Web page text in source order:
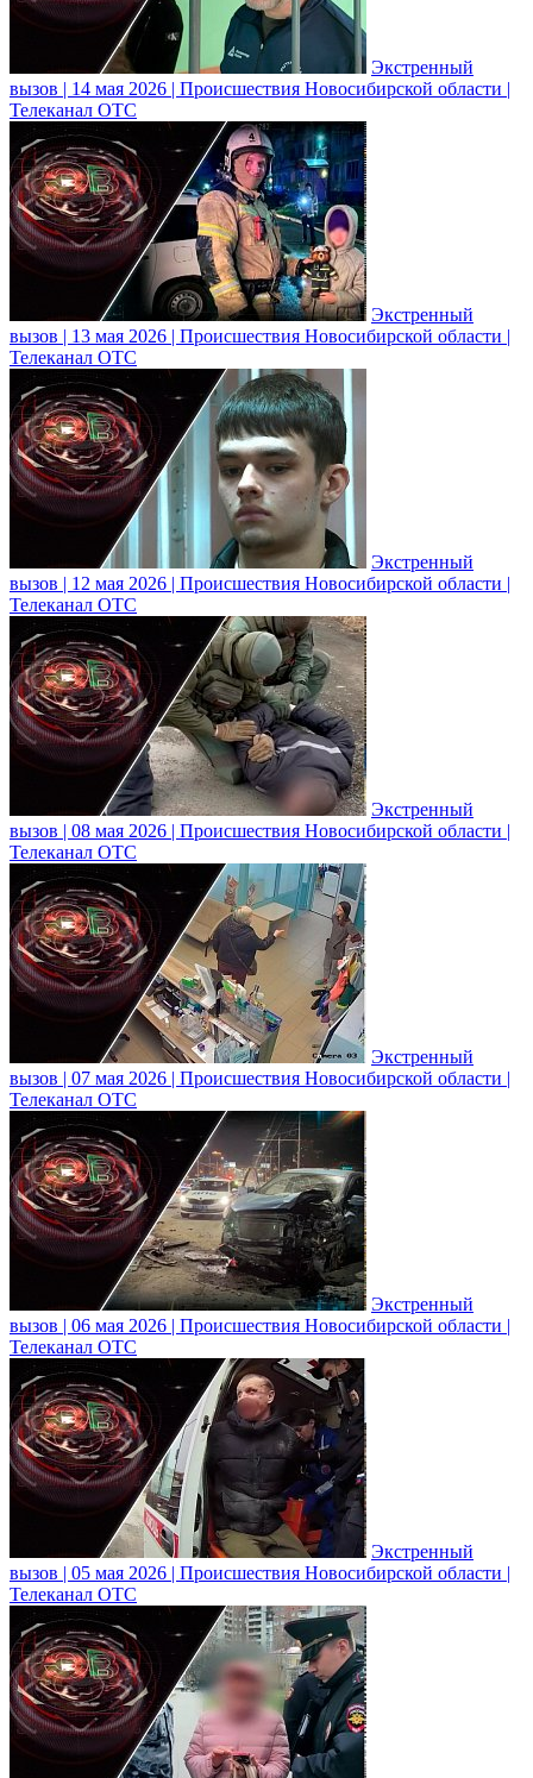
Экстренный
вызов | 14 мая 2026 | Происшествия Новосибирской области |
Телеканал ОТС
Экстренный
вызов | 13 мая 2026 | Происшествия Новосибирской области |
Телеканал ОТС
Экстренный
вызов | 12 мая 2026 | Происшествия Новосибирской области |
Телеканал ОТС
Экстренный
вызов | 08 мая 2026 | Происшествия Новосибирской области |
Телеканал ОТС
Экстренный
вызов | 07 мая 2026 | Происшествия Новосибирской области |
Телеканал ОТС
Экстренный
вызов | 06 мая 2026 | Происшествия Новосибирской области |
Телеканал ОТС
Экстренный
вызов | 05 мая 2026 | Происшествия Новосибирской области |
Телеканал ОТС